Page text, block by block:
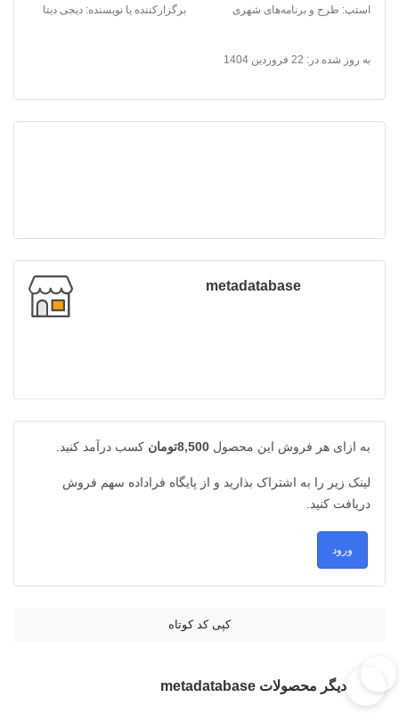
آلبوماستپ: طرح و برنامه‌های شهری برگزارکننده یا نویسنده: دیجی دیتا
به روز شده در: 22 فروردین 1404
metadatabase
به ازای هر فروش این محصول 8,500تومان کسب درآمد کنید.
لینک زیر را به اشتراک بذارید و از پایگاه فراداده سهم فروش
دریافت کنید.
ورود
کپی کد کوتاه
دیگر محصولات metadatabase